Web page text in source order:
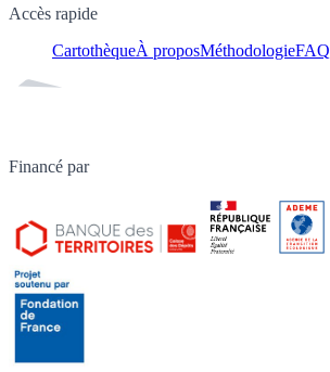
Accès rapide
CartothèqueÀ proposMéthodologieFAQ
Financé par